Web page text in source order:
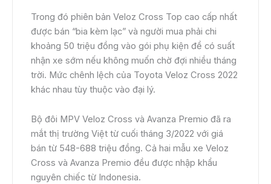
Trong đó phiên bản Veloz Cross Top cao cấp nhất
được bán “bia kèm lạc” và người mua phải chi
khoảng 50 triệu đồng vào gói phụ kiện để có suất
nhận xe sớm nếu không muốn chờ đợi nhiều tháng
trời. Mức chênh lệch của Toyota Veloz Cross 2022
khác nhau tùy thuộc vào đại lý.
Bộ đôi MPV Veloz Cross và Avanza Premio đã ra
mắt thị trường Việt từ cuối tháng 3/2022 với giá
bán từ 548-688 triệu đồng. Cả hai mẫu xe Veloz
Cross và Avanza Premio đều được nhập khẩu
nguyên chiếc từ Indonesia.